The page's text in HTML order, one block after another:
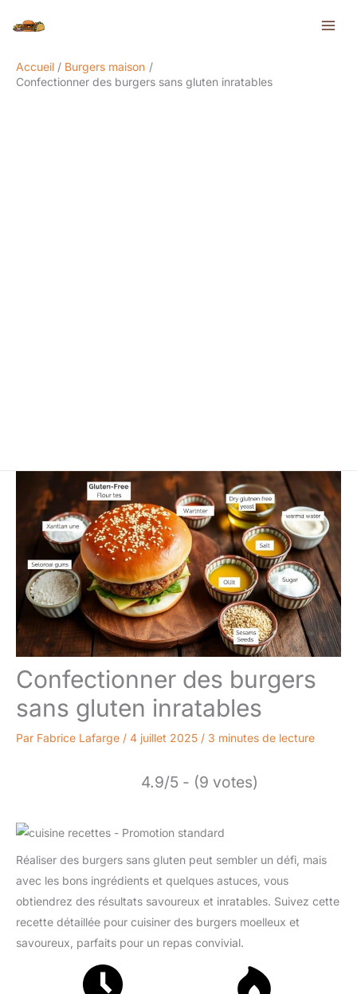
Accueil
Burgers maison
Confectionner des burgers sans gluten inratables
Confectionner des burgers
sans gluten inratables
Par Fabrice Lafarge / 4 juillet 2025 / 3 minutes de lecture
4.9/5 - (9 votes)
Réaliser des burgers sans gluten peut sembler un défi, mais
avec les bons ingrédients et quelques astuces, vous
obtiendrez des résultats savoureux et inratables. Suivez cette
recette détaillée pour cuisiner des burgers moelleux et
savoureux, parfaits pour un repas convivial.